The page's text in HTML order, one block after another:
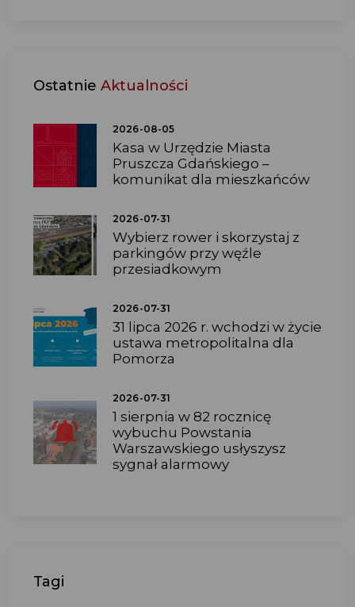
Ostatnie Aktualności
2026-08-05
Kasa w Urzędzie Miasta
Pruszcza Gdańskiego –
komunikat dla mieszkańców
2026-07-31
Wybierz rower i skorzystaj z
parkingów przy węźle
przesiadkowym
2026-07-31
31 lipca 2026 r. wchodzi w życie
ustawa metropolitalna dla
Pomorza
2026-07-31
1 sierpnia w 82 rocznicę
wybuchu Powstania
Warszawskiego usłyszysz
sygnał alarmowy
Tagi